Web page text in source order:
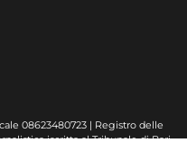
08623480723 | Registro delle
iscritta al Tribunale di Bari